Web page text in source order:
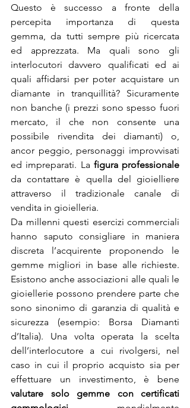
Questo è successo a fronte della
percepita importanza di questa
gemma, da tutti sempre più ricercata
ed apprezzata. Ma quali sono gli
interlocutori davvero qualificati ed ai
quali affidarsi per poter acquistare un
diamante in tranquillità? Sicuramente
non banche (i prezzi sono spesso fuori
mercato, il che non consente una
possibile rivendita dei diamanti) o,
ancor peggio, personaggi improvvisati
ed impreparati. La figura professionale
da contattare è quella del gioielliere
attraverso il tradizionale canale di
vendita in gioielleria.
Da millenni questi esercizi commerciali
hanno saputo consigliare in maniera
discreta l’acquirente proponendo le
gemme migliori in base alle richieste.
Esistono anche associazioni alle quali le
gioiellerie possono prendere parte che
sono sinonimo di garanzia di qualità e
sicurezza (esempio: Borsa Diamanti
d’Italia). Una volta operata la scelta
dell’interlocutore a cui rivolgersi, nel
caso in cui il proprio acquisto sia per
valutare solo gemme con certificati